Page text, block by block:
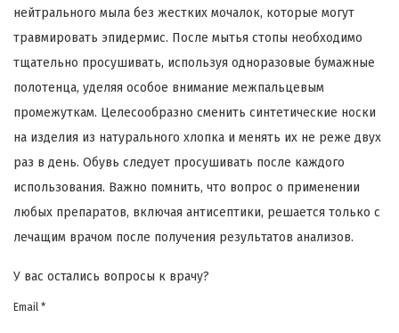
нейтрального мыла без жестких мочалок, которые могут
травмировать эпидермис. После мытья стопы необходимо
тщательно просушивать, используя одноразовые бумажные
полотенца, уделяя особое внимание межпальцевым
промежуткам. Целесообразно сменить синтетические носки
на изделия из натурального хлопка и менять их не реже двух
раз в день. Обувь следует просушивать после каждого
использования. Важно помнить, что вопрос о применении
любых препаратов, включая антисептики, решается только с
лечащим врачом после получения результатов анализов.
У вас остались вопросы к врачу?
Email *